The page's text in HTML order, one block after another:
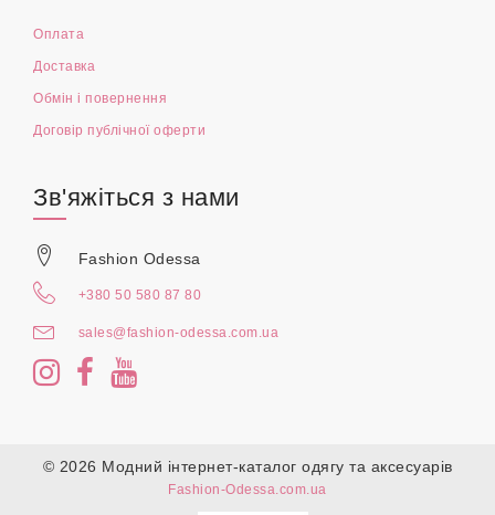
Оплата
Доставка
Обмін і повернення
Договір публічної оферти
Зв'яжіться з нами
Fashion Odessa
+380 50 580 87 80
sales@fashion-odessa.com.ua
© 2026 Модний інтернет-каталог одягу та аксесуарів
Fashion-Odessa.com.ua